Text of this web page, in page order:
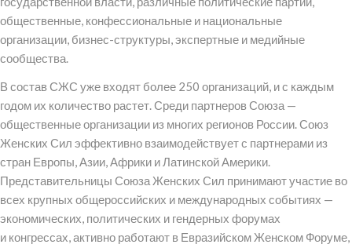
общественные, конфессиональные и национальные
организации, бизнес-структуры, экспертные и медийные
сообщества.
В состав СЖС уже входят более 250 организаций, и с каждым
годом их количество растет. Среди партнеров Союза —
общественные организации из многих регионов России. Союз
Женских Сил эффективно взаимодействует с партнерами из
стран Европы, Азии, Африки и Латинской Америки.
Представительницы Союза Женских Сил принимают участие во
всех крупных общероссийских и международных событиях —
экономических, политических и гендерных форумах
и конгрессах, активно работают в Евразийском Женском Форуме,